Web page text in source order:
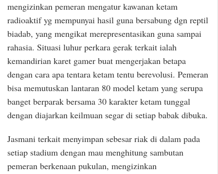
mengizinkan pemeran mengatur kawanan ketam
radioaktif yg mempunyai hasil guna bersabung dgn reptil
biadab, yang mengikat merepresentasikan guna sampai
rahasia. Situasi luhur perkara gerak terkait ialah
kemandirian karet gamer buat mengerjakan betapa
dengan cara apa tentara ketam tentu berevolusi. Pemeran
bisa memutuskan lantaran 80 model ketam yang serupa
banget berparak bersama 30 karakter ketam tunggal
dengan diajarkan keilmuan segar di setiap babak dibuka.
Jasmani terkait menyimpan sebesar riak di dalam pada
setiap stadium dengan mau menghitung sambutan
pemeran berkenaan pukulan, mengizinkan